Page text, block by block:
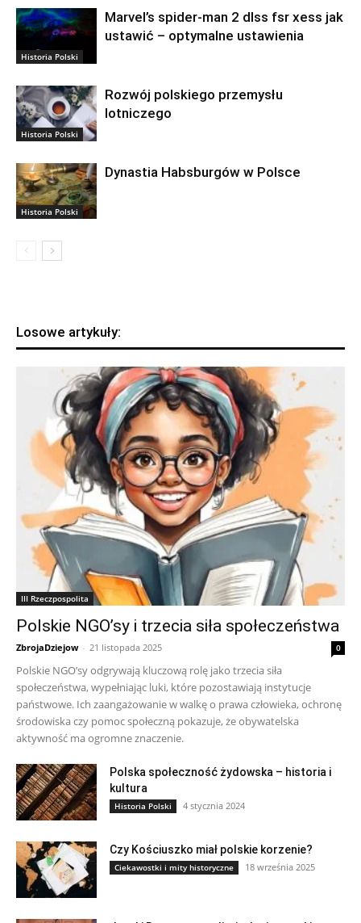
Historia Polski
Marvel’s spider-man 2 dlss fsr xess jak
ustawić – optymalne ustawienia
Historia Polski
Rozwój polskiego przemysłu
lotniczego
Historia Polski
Dynastia Habsburgów w Polsce
Losowe artykuły:
III Rzeczpospolita
Polskie NGO’sy i trzecia siła społeczeństwa
ZbrojaDziejow - 21 listopada 2025 0
Polskie NGO’sy odgrywają kluczową rolę jako trzecia siła
społeczeństwa, wypełniając luki, które pozostawiają instytucje
państwowe. Ich zaangażowanie w walkę o prawa człowieka, ochronę
środowiska czy pomoc społeczną pokazuje, że obywatelska
aktywność ma ogromne znaczenie.
Polska społeczność żydowska – historia i
kultura
Historia Polski 4 stycznia 2024
Czy Kościuszko miał polskie korzenie?
Ciekawostki i mity historyczne 18 września 2025